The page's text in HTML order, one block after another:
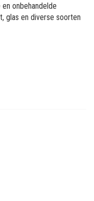
onbehandelde
glas en diverse soorten